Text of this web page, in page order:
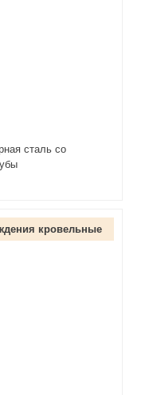
сталь со
кровельные